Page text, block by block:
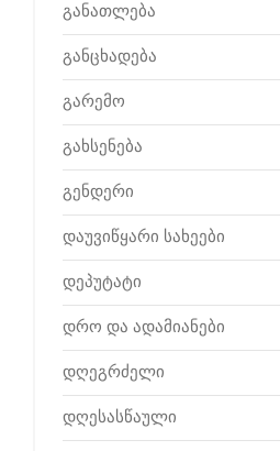
განათლება
განცხადება
გარემო
გახსენება
გენდერი
დაუვიწყარი სახეები
დეპუტატი
დრო და ადამიანები
დღეგრძელი
დღესასწაული